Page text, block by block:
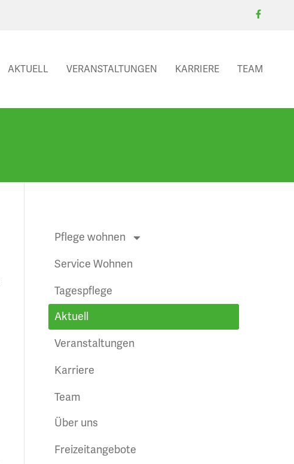
AKTUELL VERANSTALTUNGEN KARRIERE TEAM
Pflege wohnen
Service Wohnen
Tagespflege
Aktuell
Veranstaltungen
Karriere
Team
Über uns
Freizeitangebote